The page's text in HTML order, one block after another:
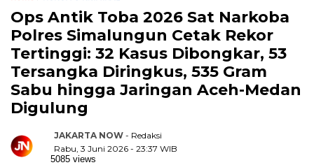
Ops Antik Toba 2026 Sat Narkoba
Polres Simalungun Cetak Rekor
Tertinggi: 32 Kasus Dibongkar, 53
Tersangka Diringkus, 535 Gram
Sabu hingga Jaringan Aceh-Medan
Digulung
JAKARTA NOW - Redaksi
Rabu, 3 Juni 2026 - 23:37 WIB
5085 views